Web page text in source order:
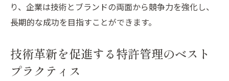
り、企業は技術とブランドの両面から競争力を強化し、
長期的な成功を目指すことができます。
技術革新を促進する特許管理のベスト
プラクティス